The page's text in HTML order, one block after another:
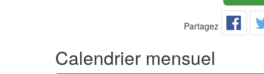
Partagez
Calendrier mensuel